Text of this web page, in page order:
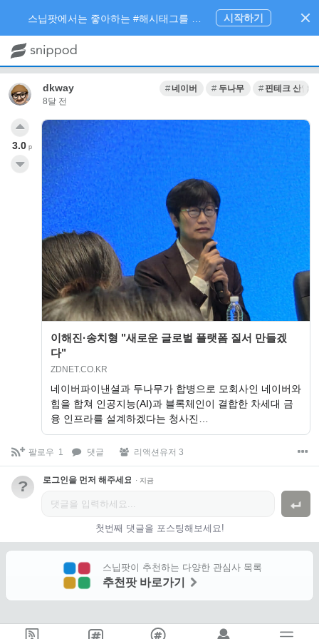
dkway
8달 전
네이버 두나무 핀테크 산업
이해진·송치형 "새로운 글로벌 플랫폼 질서 만들겠
다"
ZDNET.CO.KR
네이버파이낸셜과 두나무가 합병으로 모회사인 네이버와
힘을 합쳐 인공지능(AI)과 블록체인이 결합한 차세대 금
융 인프라를 설계하겠다는 청사진…
3.0 p
팔로우 1 댓글 리액션유저 3
? 로그인을 먼저 해주세요. · 지금
첫번째 댓글을 포스팅해보세요!
스닙팟이 추천하는 다양한 관심사 목록
추천팟 바로가기
스닙팟에서는 좋아하는 #해시태그를 팔로우 하고 내가 관심있는 주제만 모아볼 수 있어요. 시작하기